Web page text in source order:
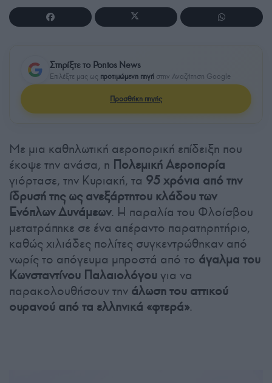
Στηρίξτε το Pontos News
Επιλέξτε μας ως προτιμώμενη πηγή στην Αναζήτηση Google
Προσθήκη πηγής
Με μια καθηλωτική αεροπορική επίδειξη που
έκοψε την ανάσα, η Πολεμική Αεροπορία
γιόρτασε, την Κυριακή, τα 95 χρόνια από την
ίδρυσή της ως ανεξάρτητου κλάδου των
Ενόπλων Δυνάμεων. Η παραλία του Φλοίσβου
μετατράπηκε σε ένα απέραντο παρατηρητήριο,
καθώς χιλιάδες πολίτες συγκεντρώθηκαν από
νωρίς το απόγευμα μπροστά από το άγαλμα του
Κωνσταντίνου Παλαιολόγουγια να
παρακολουθήσουν την άλωση του αττικού
ουρανού από τα ελληνικά «φτερά».